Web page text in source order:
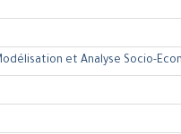
et Analyse Socio-